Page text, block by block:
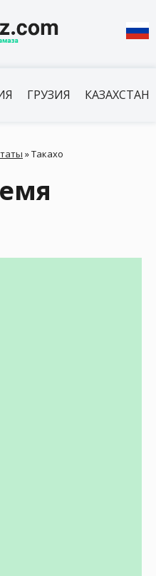
ГРУЗИЯ КАЗАХСТАН
»Такахо